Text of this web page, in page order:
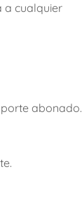
a cualquier
abonado.